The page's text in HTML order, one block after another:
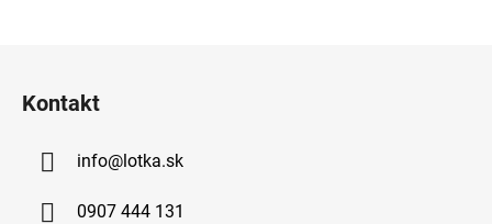
Kontakt
info@lotka.sk
0907 444 131